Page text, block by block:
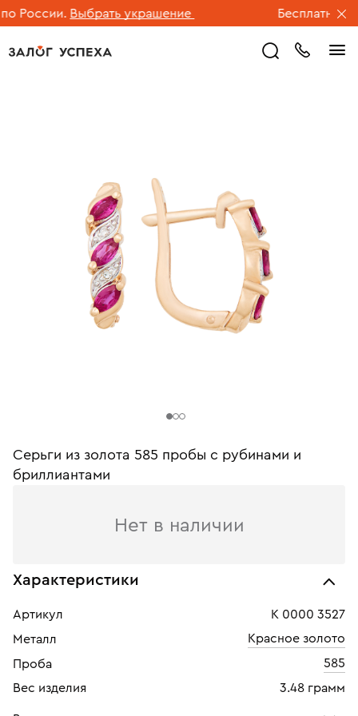
России. Выбрать украшение Бесплатная
Серьги из золота 585 пробы c рубинами и
бриллиантами
Нет в наличии
Характеристики
Артикул
К 0000 3527
Металл
Красное золото
Проба
585
Вес изделия
3.48 грамм